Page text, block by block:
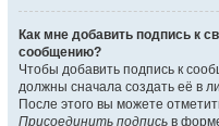
Как мне добавить подпись к
сообщению?
Чтобы добавить подпись к
должны сначала создать её в
После этого вы можете
Присоединить подпись в